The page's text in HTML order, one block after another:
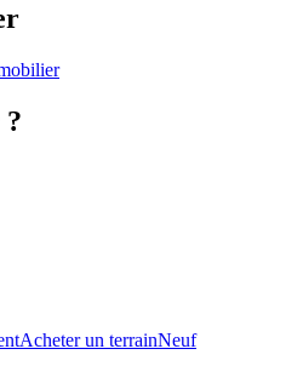
?
Acheter un terrainNeuf